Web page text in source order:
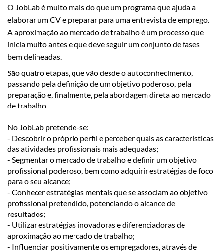
O JobLab é muito mais do que um programa que ajuda a
elaborar um CV e preparar para uma entrevista de emprego.
A aproximação ao mercado de trabalho é um processo que
inicia muito antes e que deve seguir um conjunto de fases
bem delineadas.
São quatro etapas, que vão desde o autoconhecimento,
passando pela definição de um objetivo poderoso, pela
preparação e, finalmente, pela abordagem direta ao mercado
de trabalho.
No JobLab pretende-se:
- Descobrir o próprio perfil e perceber quais as características
das atividades profissionais mais adequadas;
- Segmentar o mercado de trabalho e definir um objetivo
profissional poderoso, bem como adquirir estratégias de foco
para o seu alcance;
- Conhecer estratégias mentais que se associam ao objetivo
profissional pretendido, potenciando o alcance de
resultados;
- Utilizar estratégias inovadoras e diferenciadoras de
aproximação ao mercado de trabalho;
- Influenciar positivamente os empregadores, através de